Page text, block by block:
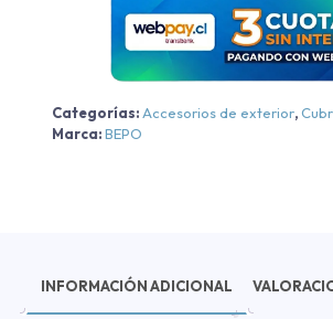
Chevrolet
New
Colorado
-
Bajo
2024-
Categorías:Accesorios de exterior,
Marca:BEPO
INFORMACIÓN ADICIONAL